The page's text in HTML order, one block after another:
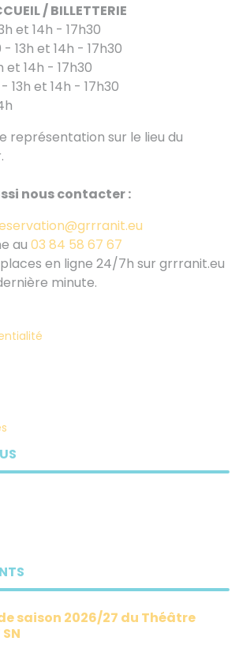
/ BILLETTERIE
et 14h - 17h30
13h et 14h - 17h30
et 14h - 17h30
13h et 14h - 17h30
représentation sur le lieu du
nous contacter :
au 03 84 58 67 67
en ligne 24/7h sur grrranit.eu
minute.
saison 2026/27 du Théâtre